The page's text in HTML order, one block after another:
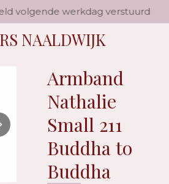
NAALDWIJK
volgende werkdag verstuurd
Armband
Nathalie
Small 211
Buddha to
Buddha